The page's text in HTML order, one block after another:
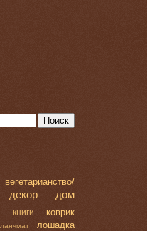
вегетарианство/
декор дом
книги
коврик
ланчмат лошадка